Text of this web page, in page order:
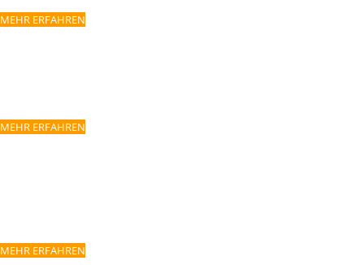
MEHR ERFAHREN
MEHR ERFAHREN
MEHR ERFAHREN